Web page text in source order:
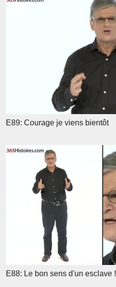
E89: Courage je viens bientôt
E88: Le bon sens d'un esclave !